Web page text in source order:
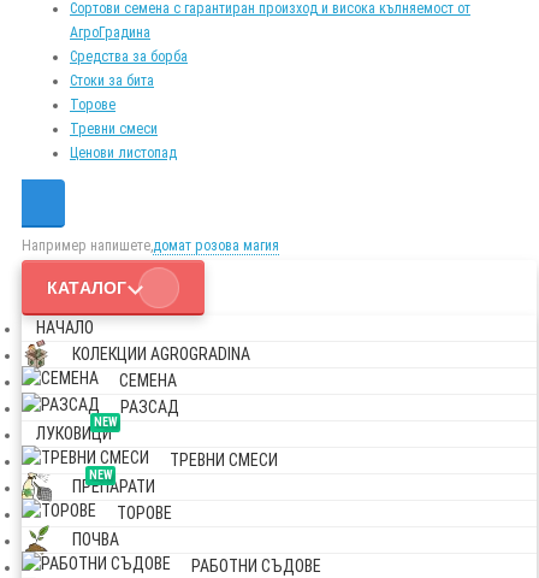
Сортови семена с гарантиран произход и висока кълняемост от
АгроГрадина
Средства за борба
Стоки за бита
Торове
Тревни смеси
Ценови листопад
Например напишете,домат розова магия
КАТАЛОГ
НАЧАЛО
КОЛЕКЦИИ AGROGRADINA
СЕМЕНА
РАЗСАД
NEW
ЛУКОВИЦИ
ТРЕВНИ СМЕСИ
NEW
ПРЕПАРАТИ
ТОРОВЕ
ПОЧВА
РАБОТНИ СЪДОВЕ